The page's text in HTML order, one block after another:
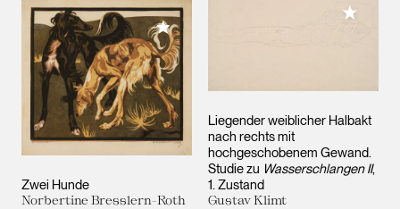
Zwei Hunde
Norbertine Bresslern-Roth
Meiner Sammlung hinzufügen
Liegender weiblicher Halbakt
nach rechts mit
hochgeschobenem Gewand.
Studie zu Wasserschlangen II,
1. Zustand
Gustav Klimt
Meiner